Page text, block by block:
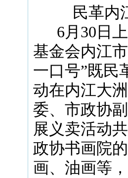
民革内
6月 30 日
基金会内江
一口号”既民
动在内江大
委、市政协
展义卖活动
政协书画院
画、油画等